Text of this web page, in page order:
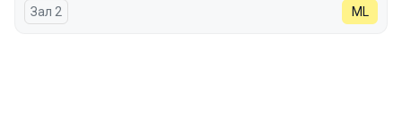
Зал 2 ML